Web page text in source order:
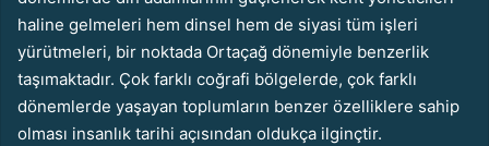
haline gelmeleri hem dinsel hem de siyasi tüm işleri
yürütmeleri, bir noktada Ortaçağ dönemiyle benzerlik
taşımaktadır. Çok farklı coğrafi bölgelerde, çok farklı
dönemlerde yaşayan toplumların benzer özelliklere sahip
olması insanlık tarihi açısından oldukça ilginçtir.